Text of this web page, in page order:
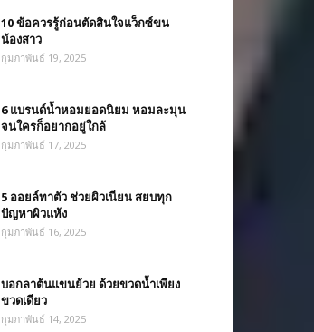
10 ข้อควรรู้ก่อนตัดสินใจแว็กซ์ขน
น้องสาว
กุมภาพันธ์ 19, 2025
6 แบรนด์น้ำหอมยอดนิยม หอมละมุน
จนใครก็อยากอยู่ใกล้
กุมภาพันธ์ 17, 2025
5 ออยล์ทาตัว ช่วยผิวเนียน สยบทุก
ปัญหาผิวแห้ง
กุมภาพันธ์ 16, 2025
บอกลาต้นแขนย้วย ด้วยขวดน้ำเพียง
ขวดเดียว
กุมภาพันธ์ 14, 2025